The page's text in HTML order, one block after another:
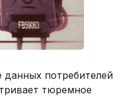
данных потребителей
тюремное